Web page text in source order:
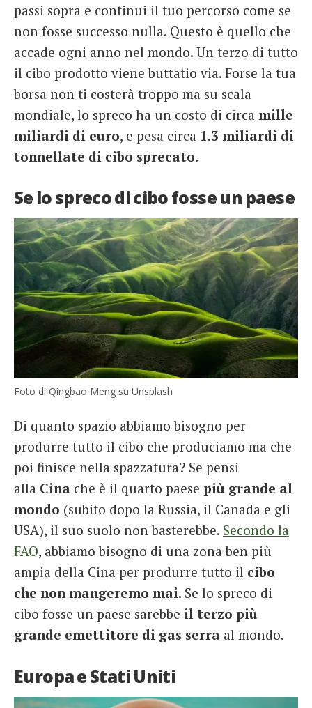
passi sopra e continui il tuo percorso come se
non fosse successo nulla. Questo è quello che
accade ogni anno nel mondo. Un terzo di tutto
il cibo prodotto viene buttatio via. Forse la tua
borsa non ti costerà troppo ma su scala
mondiale, lo spreco ha un costo di circa mille
miliardi di euro, e pesa circa 1.3 miliardi di
tonnellate di cibo sprecato.
Se lo spreco di cibo fosse un paese
Foto di Qingbao Meng su Unsplash
Di quanto spazio abbiamo bisogno per
produrre tutto il cibo che produciamo ma che
poi finisce nella spazzatura? Se pensi
alla Cina che è il quarto paese più grande al
mondo (subito dopo la Russia, il Canada e gli
USA), il suo suolo non basterebbe. Secondo la
FAO, abbiamo bisogno di una zona ben più
ampia della Cina per produrre tutto il cibo
che non mangeremo mai. Se lo spreco di
cibo fosse un paese sarebbe il terzo più
grande emettitore di gas serra al mondo.
Europa e Stati Uniti